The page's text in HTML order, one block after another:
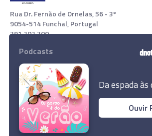
Rua Dr. Fernão de Ornelas, 56 - 3º
9054-514 Funchal, Portugal
291 202 300
Download App
© 2022 Empresa Diário de Notícias, Lda.
reservados.
Podcasts
Da espada às
Ouvir